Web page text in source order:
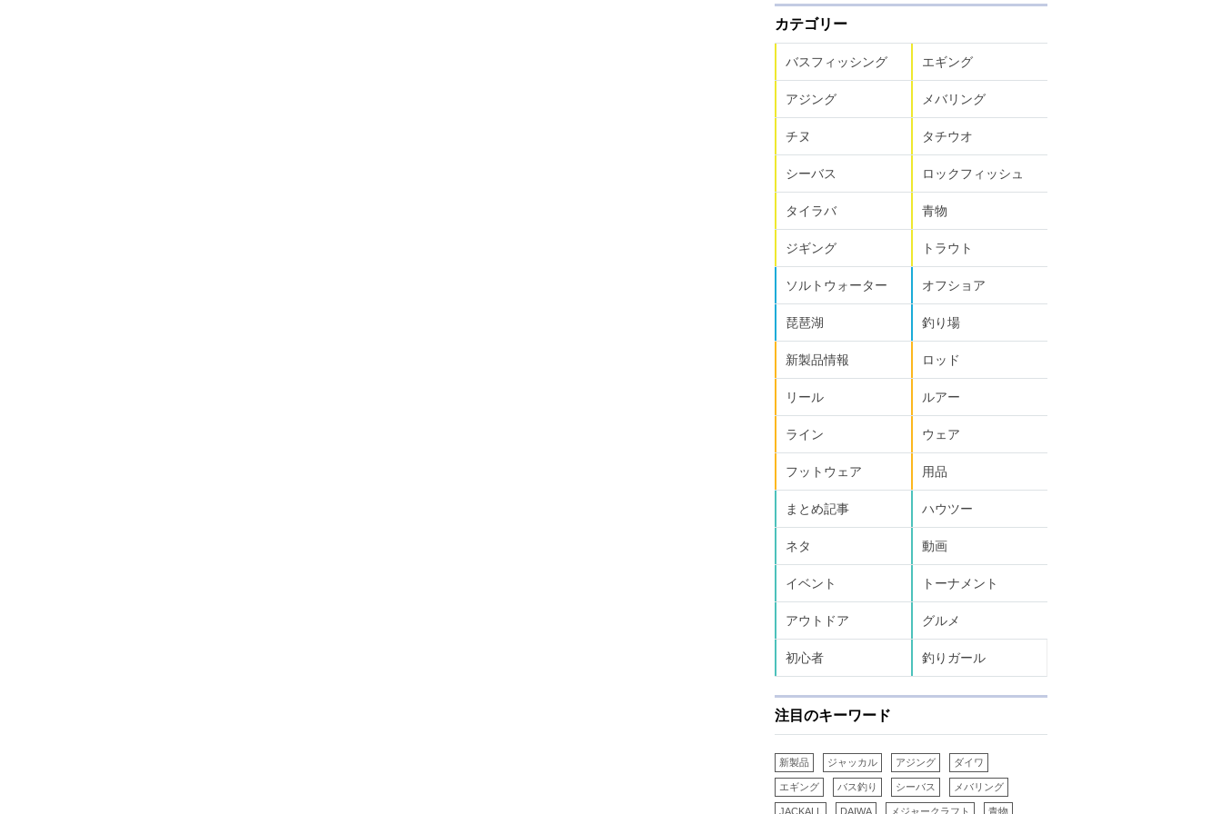
カテゴリー
バスフィッシング エギング
アジング メバリング
チヌ タチウオ
シーバス ロックフィッシュ
タイラバ 青物
ジギング トラウト
ソルトウォーター オフショア
琵琶湖 釣り場
新製品情報 ロッド
リール ルアー
ライン ウェア
フットウェア 用品
まとめ記事 ハウツー
ネタ 動画
イベント トーナメント
アウトドア グルメ
初心者 釣りガール
注目のキーワード
新製品 ジャッカル アジング ダイワ
エギング バス釣り シーバス メバリング
JACKALL DAIWA メジャークラフト 青物